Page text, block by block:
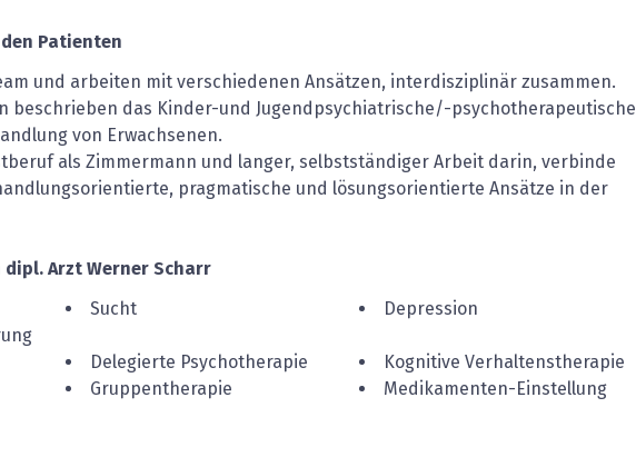
Patienten
und arbeiten mit verschiedenen Ansätzen, interdisziplinär zusammen.
beschrieben das Kinder-und Jugendpsychiatrische/-psychotherapeutische
von Erwachsenen.
als Zimmermann und langer, selbstständiger Arbeit darin, verbinde
pragmatische und lösungsorientierte Ansätze in der
dipl. Arzt Werner Scharr
Sucht Depression
Delegierte Psychotherapie
Kognitive Verhaltenstherapie
Gruppentherapie Medikamenten-Einstellung